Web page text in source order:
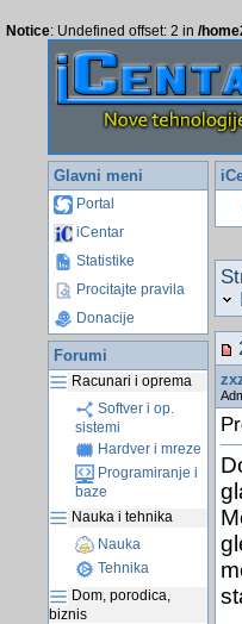
Notice: Undefined offset: 2 in /
Glavni meni
Portal
iCentar
Statistike
Procitajte pravila
Donacije
Forumi
Racunari i oprema
Softver i op.
sistemi
Hardver i mreze
Programiranje i
baze
Nauka i tehnika
Nauka
Tehnika
Dom, porodica,
biznis